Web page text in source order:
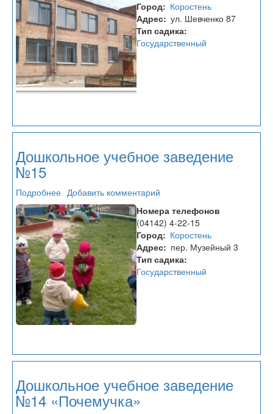
№16
Город
Коростень
Адрес ул. Шевченко 87
Тип садика
Государственный
Дошкольное учебное заведение
№15
Подробнее
Дошкольное
учебное
заведение
№15
Добавить комментарий
Номера телефонов
(04142) 4-22-15
Город
Коростень
Адрес
пер. Музейный 3
Тип садика
Государственный
Дошкольное учебное заведение
№14 «Почемучка»